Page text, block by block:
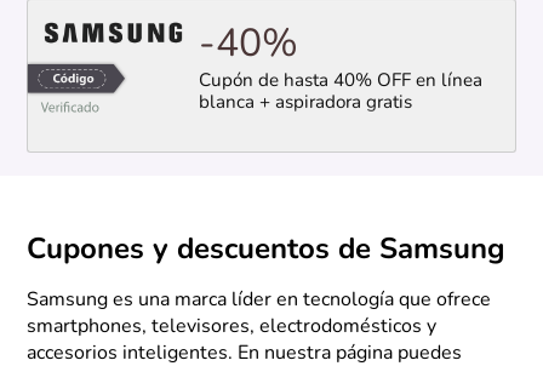
-40%
Cupón de hasta 40% OFF en línea
blanca + aspiradora gratis
Cupones y descuentos de Samsung
Samsung es una marca líder en tecnología que ofrece
smartphones, televisores, electrodomésticos y
accesorios inteligentes. En nuestra página puedes